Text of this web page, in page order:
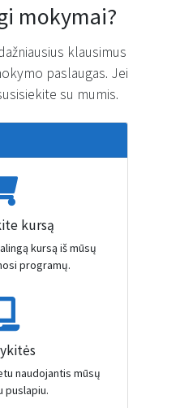
mokymai?
klausimus
paslaugas. Jei
su mumis.
kursą
kursą iš mūsų
programų.
naudojantis mūsų
puslapiu.